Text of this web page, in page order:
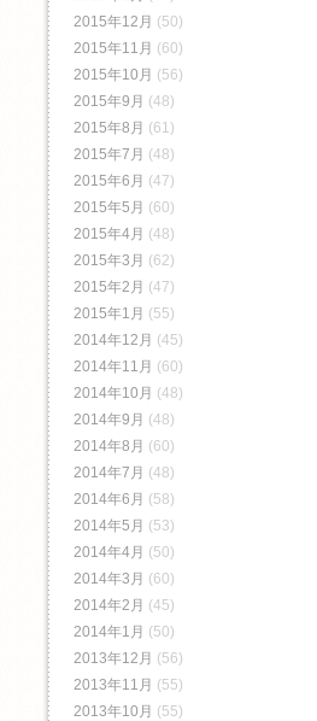
2015年12月 (50)
2015年11月 (60)
2015年10月 (56)
2015年9月 (48)
2015年8月 (61)
2015年7月 (48)
2015年6月 (47)
2015年5月 (60)
2015年4月 (48)
2015年3月 (62)
2015年2月 (47)
2015年1月 (55)
2014年12月 (45)
2014年11月 (60)
2014年10月 (48)
2014年9月 (48)
2014年8月 (60)
2014年7月 (48)
2014年6月 (58)
2014年5月 (53)
2014年4月 (50)
2014年3月 (60)
2014年2月 (45)
2014年1月 (50)
2013年12月 (56)
2013年11月 (55)
2013年10月 (55)